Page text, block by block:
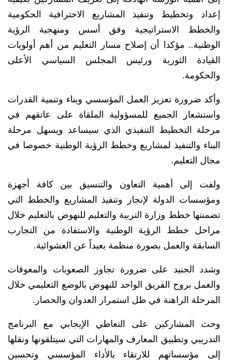
إعداد وتخطيط وتنفيذ المشاريع الاحترافية الحكومية
والخطط الاستراتيجية وفق أسس ومنهجية الرؤية
الوطنية.. مؤكدا أن إصلاح مسار التعليم من أهم أولويات
القيادة الثورية ورئيس المجلس السياسي الأعلى
والحكومة.
وأكد ضرورة تعزيز العمل المؤسسي وبناء وتنمية القدرات
واستشعار الجميع للمسؤولية الملقاة على عاتقهم في
مرحلة التخطيط التنفيذي الذي سيساعد ويسهل مرحلة
البناء والتنفيذ لمشاريع وخطط الرؤية الوطنية خصوصا في
مجال التعليم.
ولفت إلى أهمية التعاون والتنسيق بين كافة أجهزة
ومؤسسات الدولة لإنجاز وتنفيذ المشاريع والخطط التي
تضمنتها خطط وزارة التربية والتعليم للنهوض بالتعليم خلال
مراحل خطط الرؤية الوطنية والاستفادة من التجارب
السابقة والعمل بصورة منظمة بعيداً عن العشوائية.
وشدد الجنيد على ضرورة تجاوز الصعوبات والمعوقات
والعمل بروح الفريق الواحد للنهوض بالوضع التعليمي خلال
المرحلة الراهنة في ظل استمرار العدوان والحصار.
وحث المشاركين على التعاطي الإيجابي مع البرنامج
التدريبي وتطبيق المعارف والمهارات التي سيتلقونها ونقلها
إلى مؤسساتهم للارتقاء بالأداء المؤسسي وتحسين